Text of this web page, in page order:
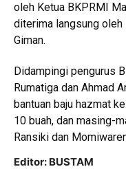
oleh Ketua BKPRMI
diterima langsung
Giman.
Didampingi pengurus
Rumatiga dan Ahmad
bantuan baju hazmat
10 buah, dan masing-
Ransiki dan
Editor: BUSTAM